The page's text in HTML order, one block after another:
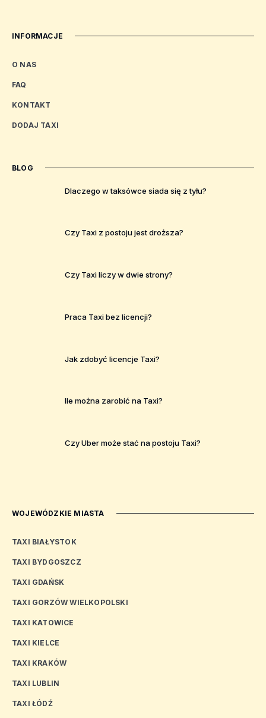
INFORMACJE
O NAS
FAQ
KONTAKT
DODAJ TAXI
BLOG
Dlaczego w taksówce siada się z tyłu?
Czy Taxi z postoju jest droższa?
Czy Taxi liczy w dwie strony?
Praca Taxi bez licencji?
Jak zdobyć licencje Taxi?
Ile można zarobić na Taxi?
Czy Uber może stać na postoju Taxi?
WOJEWÓDZKIE MIASTA
TAXI BIAŁYSTOK
TAXI BYDGOSZCZ
TAXI GDAŃSK
TAXI GORZÓW WIELKOPOLSKI
TAXI KATOWICE
TAXI KIELCE
TAXI KRAKÓW
TAXI LUBLIN
TAXI ŁÓDŹ